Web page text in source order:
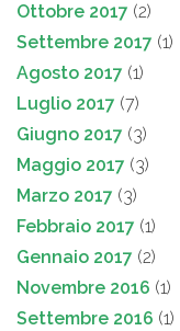
Ottobre 2017 (2)
Settembre 2017 (1)
Agosto 2017 (1)
Luglio 2017 (7)
Giugno 2017 (3)
Maggio 2017 (3)
Marzo 2017 (3)
Febbraio 2017 (1)
Gennaio 2017 (2)
Novembre 2016 (1)
Settembre 2016 (1)